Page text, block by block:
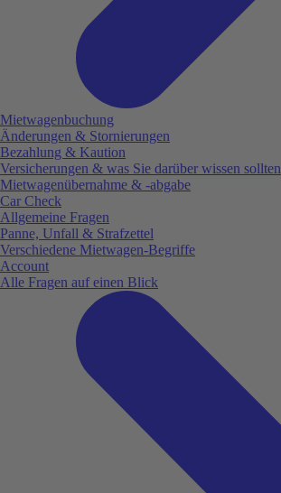
Mietwagenbuchung
Änderungen & Stornierungen
Bezahlung & Kaution
Versicherungen & was Sie darüber wissen sollten
Mietwagenübernahme & -abgabe
Car Check
Allgemeine Fragen
Panne, Unfall & Strafzettel
Verschiedene Mietwagen-Begriffe
Account
Alle Fragen auf einen Blick